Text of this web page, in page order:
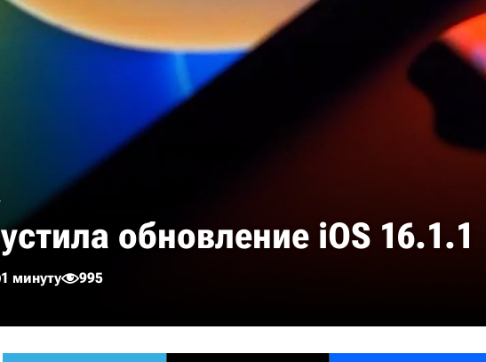
обновление iOS 16.1.1
1 минуту 995